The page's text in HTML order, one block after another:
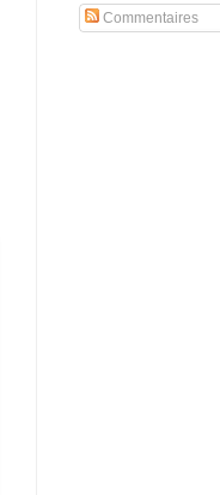
Commentaires